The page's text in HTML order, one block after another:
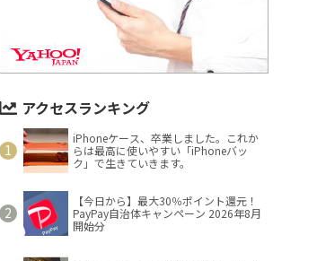
アクセスランキング
iPhoneケース、卒業しました。これか
らは最高に使いやすい「iPhoneバッ
ク」で生きていきます。
【今日から】最大30％ポイント還元！
PayPay自治体キャンペーン 2026年8月
開始分